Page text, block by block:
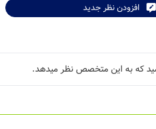
افزودن نظر جدید
که به این متخصص نظر میدهد.